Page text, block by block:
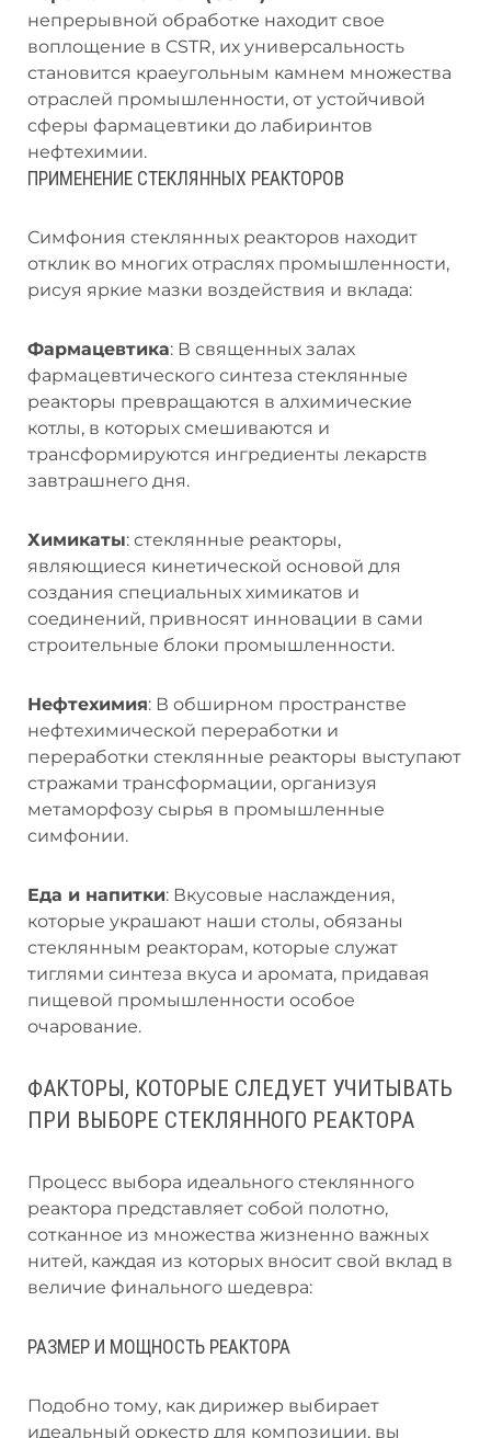
непрерывной обработке находит свое
воплощение в CSTR, их универсальность
становится краеугольным камнем множества
отраслей промышленности, от устойчивой
сферы фармацевтики до лабиринтов
нефтехимии.
ПРИМЕНЕНИЕ СТЕКЛЯННЫХ РЕАКТОРОВ
Симфония стеклянных реакторов находит
отклик во многих отраслях промышленности,
рисуя яркие мазки воздействия и вклада:
Фармацевтика: В священных залах
фармацевтического синтеза стеклянные
реакторы превращаются в алхимические
котлы, в которых смешиваются и
трансформируются ингредиенты лекарств
завтрашнего дня.
Химикаты: стеклянные реакторы,
являющиеся кинетической основой для
создания специальных химикатов и
соединений, привносят инновации в сами
строительные блоки промышленности.
Нефтехимия: В обширном пространстве
нефтехимической переработки и
переработки стеклянные реакторы выступают
стражами трансформации, организуя
метаморфозу сырья в промышленные
симфонии.
Еда и напитки: Вкусовые наслаждения,
которые украшают наши столы, обязаны
стеклянным реакторам, которые служат
тиглями синтеза вкуса и аромата, придавая
пищевой промышленности особое
очарование.
ФАКТОРЫ, КОТОРЫЕ СЛЕДУЕТ УЧИТЫВАТЬ
ПРИ ВЫБОРЕ СТЕКЛЯННОГО РЕАКТОРА
Процесс выбора идеального стеклянного
реактора представляет собой полотно,
сотканное из множества жизненно важных
нитей, каждая из которых вносит свой вклад в
величие финального шедевра:
РАЗМЕР И МОЩНОСТЬ РЕАКТОРА
Подобно тому, как дирижер выбирает
идеальный оркестр для композиции, вы